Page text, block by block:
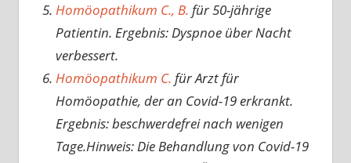
Homöopathikum C., B. für 50-jährige
Patientin. Ergebnis: Dyspnoe über Nacht
verbessert.
Homöopathikum C. für Arzt für
Homöopathie, der an Covid-19 erkrankt.
Ergebnis: beschwerdefrei nach wenigen
Tage.Hinweis: Die Behandlung von Covid-19